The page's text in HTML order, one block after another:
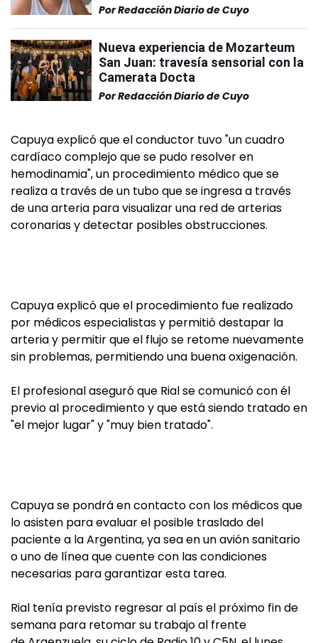
PorRedacción Diario de Cuyo
Nueva experiencia de Mozarteum
San Juan: travesía sensorial con la
Camerata Docta
PorRedacción Diario de Cuyo
Capuya explicó que el conductor tuvo "un cuadro
cardíaco complejo que se pudo resolver en
hemodinamia", un procedimiento médico que se
realiza a través de un tubo que se ingresa a través
de una arteria para visualizar una red de arterias
coronarias y detectar posibles obstrucciones.
Capuya explicó que el procedimiento fue realizado
por médicos especialistas y permitió destapar la
arteria y permitir que el flujo se retome nuevamente
sin problemas, permitiendo una buena oxigenación.
El profesional aseguró que Rial se comunicó con él
previo al procedimiento y que está siendo tratado en
"el mejor lugar" y "muy bien tratado".
Capuya se pondrá en contacto con los médicos que
lo asisten para evaluar el posible traslado del
paciente a la Argentina, ya sea en un avión sanitario
o uno de línea que cuente con las condiciones
necesarias para garantizar esta tarea.
Rial tenía previsto regresar al país el próximo fin de
semana para retomar su trabajo al frente